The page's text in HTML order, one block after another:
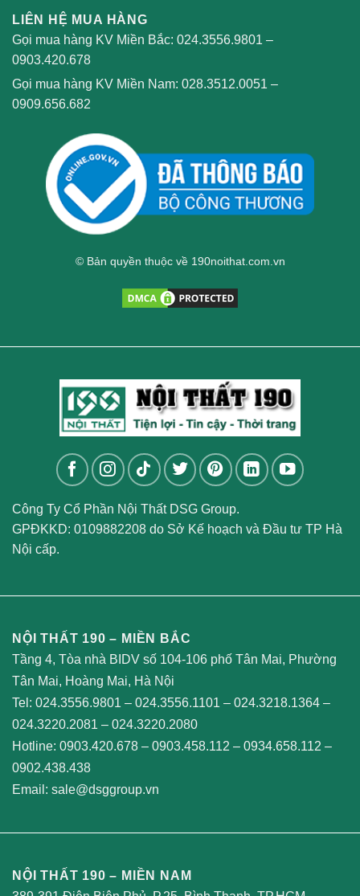
LIÊN HỆ MUA HÀNG
Gọi mua hàng KV Miền Bắc: 024.3556.9801 –
0903.420.678
Gọi mua hàng KV Miền Nam: 028.3512.0051 –
0909.656.682
© Bản quyền thuộc về 190noithat.com.vn
Công Ty Cổ Phần Nội Thất DSG Group.
GPĐKKD: 0109882208 do Sở Kế hoạch và Đầu tư TP Hà
Nội cấp.
NỘI THẤT 190 – MIỀN BẮC
Tầng 4, Tòa nhà BIDV số 104-106 phố Tân Mai, Phường
Tân Mai, Hoàng Mai, Hà Nội
Tel: 024.3556.9801 – 024.3556.1101 – 024.3218.1364 –
024.3220.2081 – 024.3220.2080
Hotline: 0903.420.678 – 0903.458.112 – 0934.658.112 –
0902.438.438
Email: sale@dsggroup.vn
NỘI THẤT 190 – MIỀN NAM